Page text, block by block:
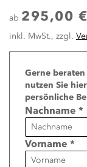
ab 295,00 €
inkl. MwSt., zzgl.
Page
Gerne
nutzen Sie
persönliche
Nachname *
Vorname *